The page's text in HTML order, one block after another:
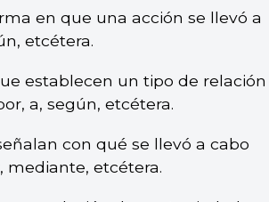
en que una acción se llevó a
etcétera.
establecen un tipo de relación
a, según, etcétera.
con qué se llevó a cabo
mediante, etcétera.